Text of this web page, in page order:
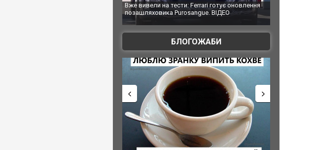
Вже вивели на тести: Ferrari готує оновлення
позашляховика Purosangue. ВІДЕО
Вийшов трейлер нової екранізації легендарного
фільму "Афера Томаса Крауна"
БЛОГОЖАБИ